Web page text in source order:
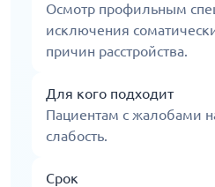
Осмотр профильным
исключения
причин расстройства.
Для кого подходит
Пациентам с жалобами
слабость.
Срок